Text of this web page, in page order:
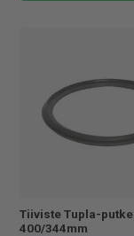
Tiiviste Tupla-
400/344mm